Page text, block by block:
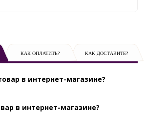
КАК ОПЛАТИТЬ? КАК ДОСТАВИТЕ?
в интернет-магазине?
в интернет-магазине?